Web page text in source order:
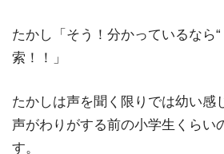
たかし「そう！分かっているなら
索！！」
たかしは声を聞く限りでは幼い感
声がわりがする前の小学生くらい
す。